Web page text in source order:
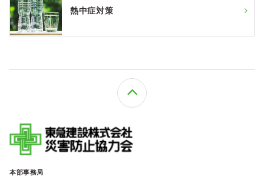
熱中症対策
本部事務局